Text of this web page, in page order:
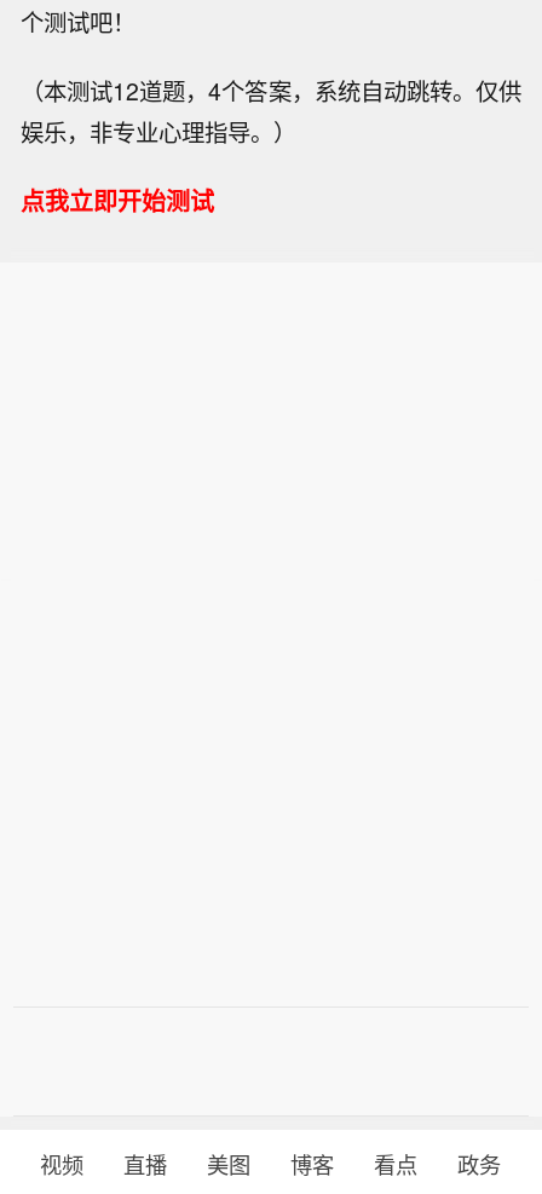
个测试吧！
（本测试12道题，4个答案，系统自动跳转。仅供
娱乐，非专业心理指导。）
点我立即开始测试
视频 直播 美图 博客 看点
政务